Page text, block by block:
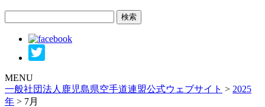
MENU
一般社団法人鹿児島県空手道連盟公式ウェブサイト > 2025
年 > 7月